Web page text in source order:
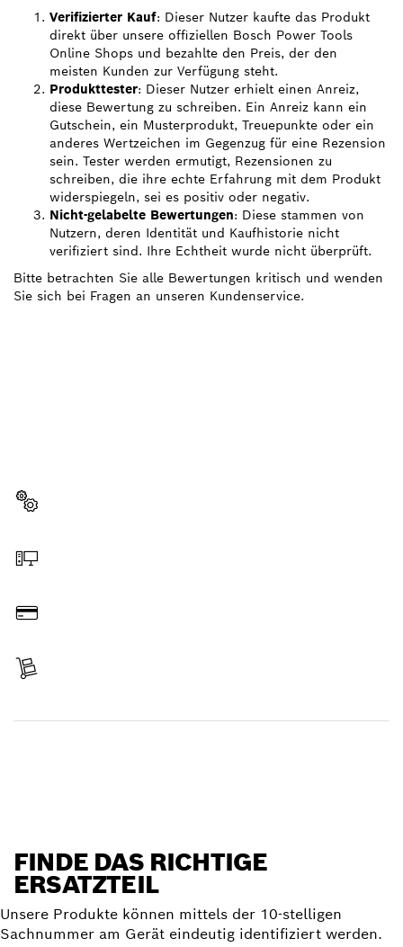
Verifizierter Kauf: Dieser Nutzer kaufte das Produkt
direkt über unsere offiziellen Bosch Power Tools
Online Shops und bezahlte den Preis, der den
meisten Kunden zur Verfügung steht.
Produkttester: Dieser Nutzer erhielt einen Anreiz,
diese Bewertung zu schreiben. Ein Anreiz kann ein
Gutschein, ein Musterprodukt, Treuepunkte oder ein
anderes Wertzeichen im Gegenzug für eine Rezension
sein. Tester werden ermutigt, Rezensionen zu
schreiben, die ihre echte Erfahrung mit dem Produkt
widerspiegeln, sei es positiv oder negativ.
Nicht-gelabelte Bewertungen: Diese stammen von
Nutzern, deren Identität und Kaufhistorie nicht
verifiziert sind. Ihre Echtheit wurde nicht überprüft.
Bitte betrachten Sie alle Bewertungen kritisch und wenden
Sie sich bei Fragen an unseren Kundenservice.
FINDE DAS RICHTIGE
ERSATZTEIL
Unsere Produkte können mittels der 10-stelligen
Sachnummer am Gerät eindeutig identifiziert werden.